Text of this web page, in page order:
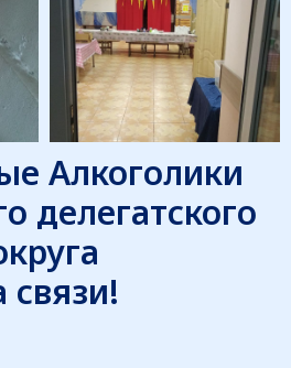
Алкоголики
делегатского
связи!